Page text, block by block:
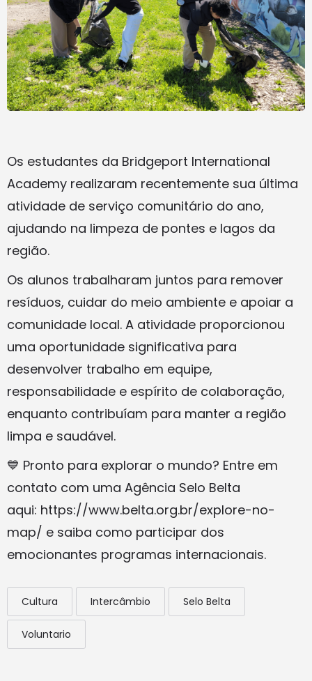
Os estudantes da Bridgeport International
Academy realizaram recentemente sua última
atividade de serviço comunitário do ano,
ajudando na limpeza de pontes e lagos da
região.
Os alunos trabalharam juntos para remover
resíduos, cuidar do meio ambiente e apoiar a
comunidade local. A atividade proporcionou
uma oportunidade significativa para
desenvolver trabalho em equipe,
responsabilidade e espírito de colaboração,
enquanto contribuíam para manter a região
limpa e saudável.
💙 Pronto para explorar o mundo? Entre em
contato com uma Agência Selo Belta
aqui: https://www.belta.org.br/explore-no-
map/ e saiba como participar dos
emocionantes programas internacionais.
Cultura Intercâmbio Selo Belta
Voluntario